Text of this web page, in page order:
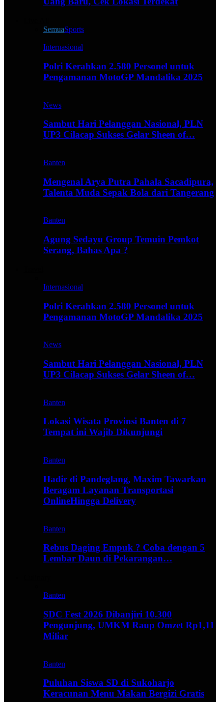
SemuaSports
Internasional
Polri Kerahkan 2.580 Personel untuk
Pengamanan MotoGP Mandalika 2025
News
Sambut Hari Pelanggan Nasional, PLN
UP3 Cilacap Sukses Gelar Sheen of…
Banten
Mengenal Arya Putra Pahala Sacadipura,
Talenta Muda Sepak Bola dari Tangerang
Banten
Agung Sedayu Group Temuin Pemkot
Serang, Bahas Apa ?
Internasional
Polri Kerahkan 2.580 Personel untuk
Pengamanan MotoGP Mandalika 2025
News
Sambut Hari Pelanggan Nasional, PLN
UP3 Cilacap Sukses Gelar Sheen of…
Banten
Lokasi Wisata Provinsi Banten di 7
Tempat ini Wajib Dikunjungi
Banten
Hadir di Pandeglang, Maxim Tawarkan
Beragam Layanan Transportasi
OnlineHingga Delivery
Banten
Rebus Daging Empuk ? Coba dengan 5
Lembar Daun di Pekarangan…
Banten
SDC Fest 2026 Dibanjiri 10.300
Pengunjung, UMKM Raup Omzet Rp1,11
Miliar
Banten
Puluhan Siswa SD di Sukoharjo
Keracunan Menu Makan Bergizi Gratis